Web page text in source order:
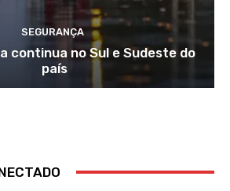
SEGURANÇA
continua no Sul e Sudeste do
país